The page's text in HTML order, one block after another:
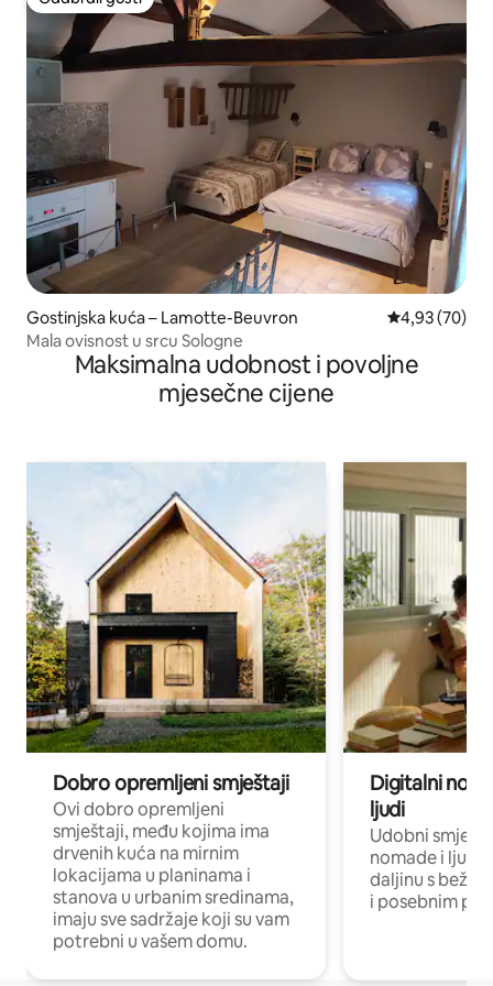
Odabrali gosti
Gostinjska kuća – Lamotte-Beuvron Prosječna
4,93 (70)
Mala ovisnost u srcu Sologne
Maksimalna udobnost i povoljne
mjesečne cijene
Dobro opremljeni smještaji
Ovi dobro opremljeni
smještaji, među kojima ima
drvenih kuća na mirnim
lokacijama u planinama i
stanova u urbanim sredinama,
imaju sve sadržaje koji su vam
potrebni u vašem domu.
Digitalni
ljudi
Udobni
nomade i ljude
daljinu s
i posebnim